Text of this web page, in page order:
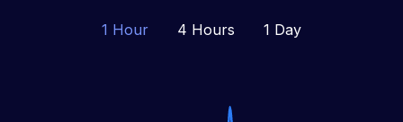
1 Hour 4 Hours 1 Day